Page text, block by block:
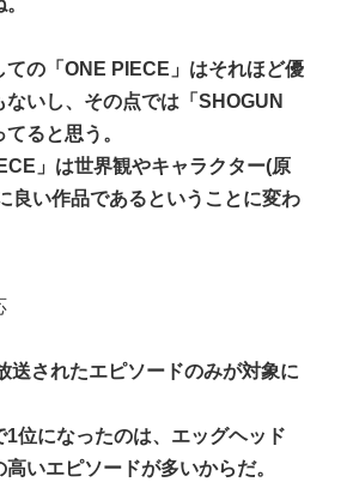
ての「ONE PIECE」はそれほど優
いし、その点では「SHOGUN
ると思う。
」は世界観やキャラクター(原
良い作品であるということに変わ
送されたエピソードのみが対象に
1位になったのは、エッグヘッド
いエピソードが多いからだ。